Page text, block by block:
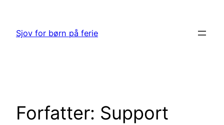
indhold
Sjov for børn på ferie
Forfatter: Support